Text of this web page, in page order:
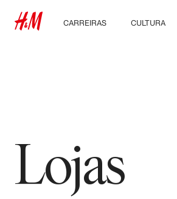
CARREIRAS
CULTURA
Lojas